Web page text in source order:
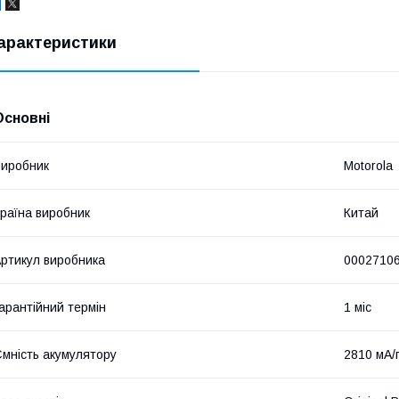
Motorola
виробник Китай
виробника 00027106
термін 1 міс
акумулятору 2810 мА/